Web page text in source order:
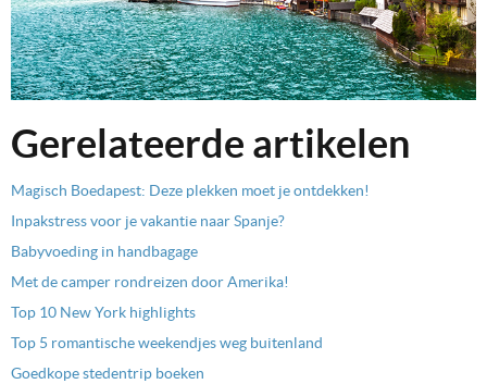
Gerelateerde artikelen
Magisch Boedapest: Deze plekken moet je ontdekken!
Inpakstress voor je vakantie naar Spanje?
Babyvoeding in handbagage
Met de camper rondreizen door Amerika!
Top 10 New York highlights
Top 5 romantische weekendjes weg buitenland
Goedkope stedentrip boeken